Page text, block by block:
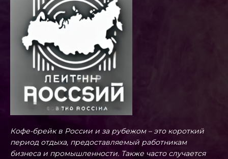
Кофе-брейк в России и за рубежом – это короткий
период отдыха, предоставляемый работникам
бизнеса и промышленности. Также часто случается